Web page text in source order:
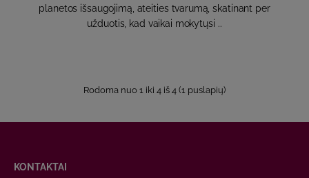
planetos išsaugojimą, ateities tvarumą, skatinant per
užduotis, kad vaikai mokytųsi ..
Rodoma nuo 1 iki 4 iš 4 (1 puslapių)
KONTAKTAI